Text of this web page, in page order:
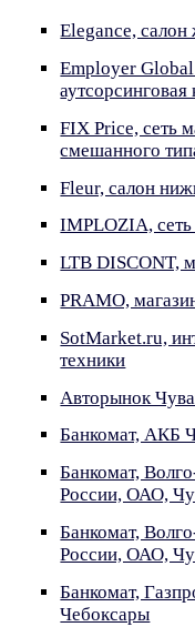
Elegance,
Employer
FIX Price, сеть
смешанного
Fleur, салон
IMPLOZIA, сеть
LTB DISCONT,
PRAMO,
SotMarket.ru,
техники
Авторынок
Банкомат, АКБ
Банкомат,
России, ОАО,
Банкомат,
России, ОАО,
Банкомат,
Чебоксары